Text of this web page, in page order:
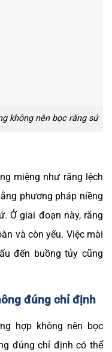
không nên bọc răng sứ
miệng như răng lệch
phương pháp niềng
Ở giai đoạn này, răng
và còn yếu. Việc mài
đến buồng tủy cũng
đúng chỉ định
hợp không nên bọc
đúng chỉ định có thể